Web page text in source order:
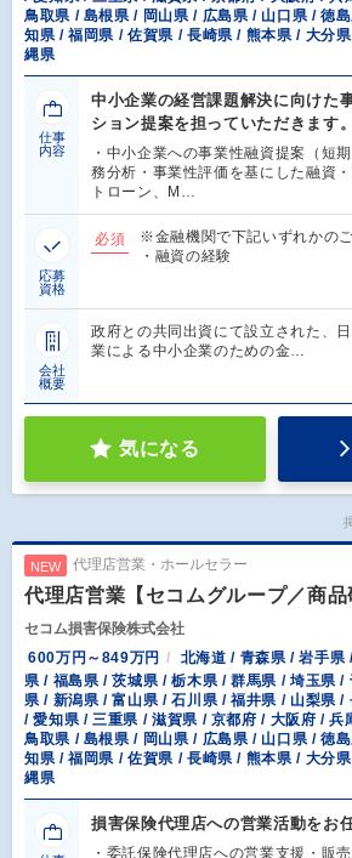
鳥取県 / 島根県 / 岡山県 / 広島県 / 山口県 / 徳
知県 / 福岡県 / 佐賀県 / 長崎県 / 熊本県 / 大分
縄県
仕事
内容
中小企業の経営課題解決に向けた
ション提案を担っていただきます。
・中小企業への事業性融資提案（短
務分析・事業性評価を基にした融資
トローン、M…
応募
資格
必須
※金融機関で下記いずれかの
・融資の経験
会社
概要
政府との共同出資にて設立された、
業による中小企業のための金…
気になる
NEW 代理店営業・ホールセラー
代理店営業【セコムグループ／商品
セコム損害保険株式会社
600万円～849万円
北海道 / 青森県 / 岩手県
県 / 福島県 / 茨城県 / 栃木県 / 群馬県 / 埼玉県 /
県 / 新潟県 / 富山県 / 石川県 / 福井県 / 山梨県 /
/ 愛知県 / 三重県 / 滋賀県 / 京都府 / 大阪府 / 兵
鳥取県 / 島根県 / 岡山県 / 広島県 / 山口県 / 徳
知県 / 福岡県 / 佐賀県 / 長崎県 / 熊本県 / 大分
縄県
損害保険代理店への営業活動をお
・委託保険代理店への営業支援・販